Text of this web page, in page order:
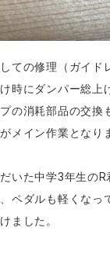
ての修理（ガイド
時にダンパー総上
の消耗部品の交換
メイン作業となり
いた中学3年生のR
ペダルも軽くなっ
ました。